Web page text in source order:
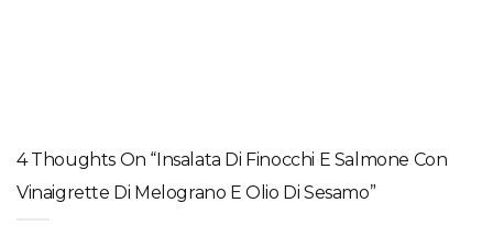
4 Thoughts On “Insalata Di Finocchi E Salmone Con
Vinaigrette Di Melograno E Olio Di Sesamo”